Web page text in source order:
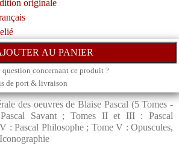
originale
question concernant ce produit ?
de port & livraison
des oeuvres de Blaise Pascal (5 Tomes -
Savant ; Tomes II et III : Pascal
: Pascal Philosophe ; Tome V : Opuscules,